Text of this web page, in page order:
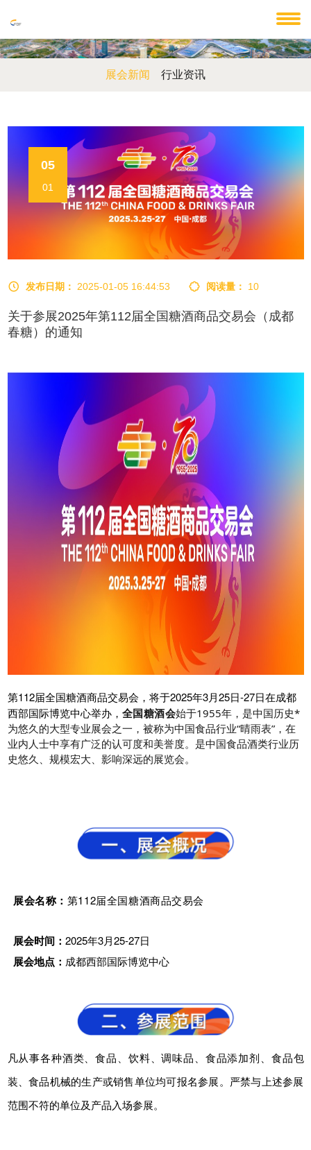
展会新闻 行业资讯
05
01
发布日期： 2025-01-05 16:44:53 阅读量： 10
关于参展2025年第112届全国糖酒商品交易会（成都
春糖）的通知
第112届全国糖酒商品交易会，将于2025年3月25日-27日在成都
西部国际博览中心举办， 全国糖酒会始于1955年，是中国历史*
为悠久的大型专业展会之一，被称为中国食品行业“晴雨表”，在
业内人士中享有广泛的认可度和美誉度。是中国食品酒类行业历
史悠久、规模宏大、影响深远的展览会。
展会名称： 第112届全国糖酒商品交易会
展会时间： 2025年3月25-27日
展会地点： 成都西部国际博览中心
凡从事各种酒类、食品、饮料、调味品、食品添加剂、食品包
装、食品机械的生产或销售单位均可报名参展。严禁与上述参展
范围不符的单位及产品入场参展。